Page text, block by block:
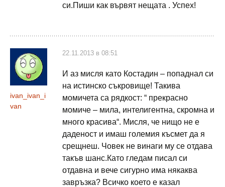
си.Пиши как вървят нещата . Успех!
ivan_ivan_i
van
22.11.2013 в 08:51
И аз мисля като Костадин – попаднал си
на истинско съкровище! Такива
момичета са рядкост: “ прекрасно
момиче – мила, интелигентна, скромна и
много красива“. Мисля, че нищо не е
даденост и имаш големия късмет да я
срещнеш. Човек не винаги му се отдава
такъв шанс.Като гледам писал си
отдавна и вече сигурно има някаква
завръзка? Всичко което е казал